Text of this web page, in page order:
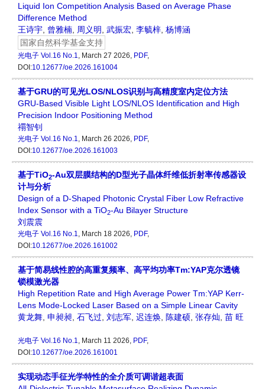
Liquid Ion Competition Analysis Based on Average Phase
Difference Method
王诗宇, 曾雅楠, 周义明, 武振宏, 李毓梓, 杨博涵
国家自然科学基金支持
光电子 Vol.16 No.1, March 27 2026, PDF,
DOI:10.12677/oe.2026.161004
基于GRU的可见光LOS/NLOS识别与高精度室内定位方法
GRU-Based Visible Light LOS/NLOS Identification and High
Precision Indoor Positioning Method
禤智钊
光电子 Vol.16 No.1, March 26 2026, PDF,
DOI:10.12677/oe.2026.161003
基于TiO2-Au双层膜结构的D型光子晶体纤维低折射率传感器设
计与分析
Design of a D-Shaped Photonic Crystal Fiber Low Refractive
Index Sensor with a TiO2-Au Bilayer Structure
刘震震
光电子 Vol.16 No.1, March 18 2026, PDF,
DOI:10.12677/oe.2026.161002
基于简易线性腔的高重复频率、高平均功率Tm:YAP克尔透镜
锁模激光器
High Repetition Rate and High Average Power Tm:YAP Kerr-
Lens Mode-Locked Laser Based on a Simple Linear Cavity
黄龙舞, 申昶昶, 石飞过, 刘志军, 迟连焕, 陈建硕, 张存灿, 苗 旺
光电子 Vol.16 No.1, March 11 2026, PDF,
DOI:10.12677/oe.2026.161001
实现动态手征光学特性的全介质可调谐超表面